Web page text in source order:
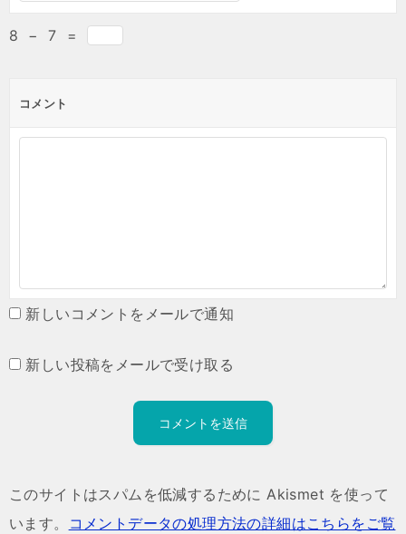
8 − 7 =
コメント
新しいコメントをメールで通知
新しい投稿をメールで受け取る
このサイトはスパムを低減するために Akismet を使って
います。
コメントデータの処理方法の詳細はこちらをご覧